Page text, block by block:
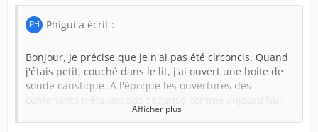
Phigui a écrit :
Bonjour, Je précise que je n'ai pas été circoncis. Quand
j'étais petit, couché dans le lit, j'ai ouvert une boite de
soude caustique. A l'époque les ouvertures des
Le produit c'est déversé dans la bouche avec l'action de
Afficher plus